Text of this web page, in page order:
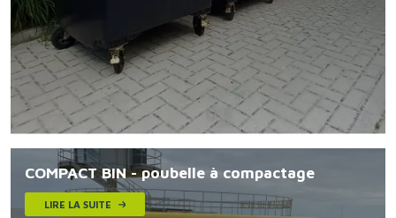
COMPACT BIN - poubelle à compactage
LIRE LA SUITE